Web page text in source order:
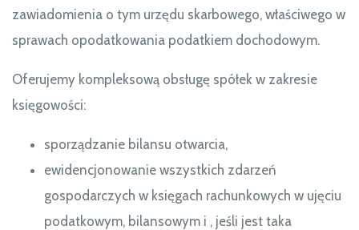
zawiadomienia o tym urzędu skarbowego, właściwego w
sprawach opodatkowania podatkiem dochodowym.
Oferujemy kompleksową obsługę spółek w zakresie
księgowości:
sporządzanie bilansu otwarcia,
ewidencjonowanie wszystkich zdarzeń
gospodarczych w księgach rachunkowych w ujęciu
podatkowym, bilansowym i , jeśli jest taka